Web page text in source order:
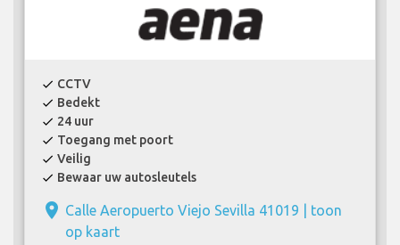
check CCTV
check Bedekt
check 24 uur
check Toegang met poort
check Veilig
check Bewaar uw autosleutels
place Calle Aeropuerto Viejo Sevilla 41019 | toon
op kaart